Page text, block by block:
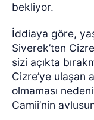
bekliyor.
İddiaya göre,
Siverek’ten
sizi açıkta
Cizre’ye ulaşan
olmaması
Camii’nin